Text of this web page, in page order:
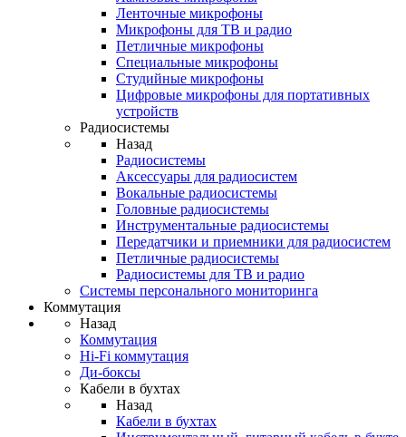
Ленточные микрофоны
Микрофоны для ТВ и радио
Петличные микрофоны
Специальные микрофоны
Студийные микрофоны
Цифровые микрофоны для портативных
устройств
Радиосистемы
Назад
Радиосистемы
Аксессуары для радиосистем
Вокальные радиосистемы
Головные радиосистемы
Инструментальные радиосистемы
Передатчики и приемники для радиосистем
Петличные радиосистемы
Радиосистемы для ТВ и радио
Системы персонального мониторинга
Коммутация
Назад
Коммутация
Hi-Fi коммутация
Ди-боксы
Кабели в бухтах
Назад
Кабели в бухтах